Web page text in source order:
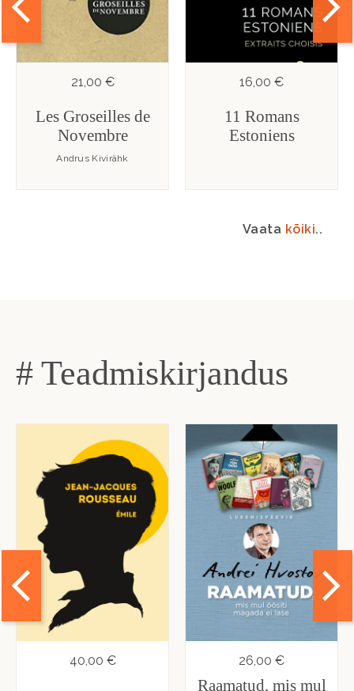
21,00 €
Les Groseilles de
Novembre
Andrus Kivirähk
16,00 €
11 Romans
Estoniens
Vaata kõiki..
# Teadmiskirjandus
40,00 € 26,00 €
Raamatud, mis mul